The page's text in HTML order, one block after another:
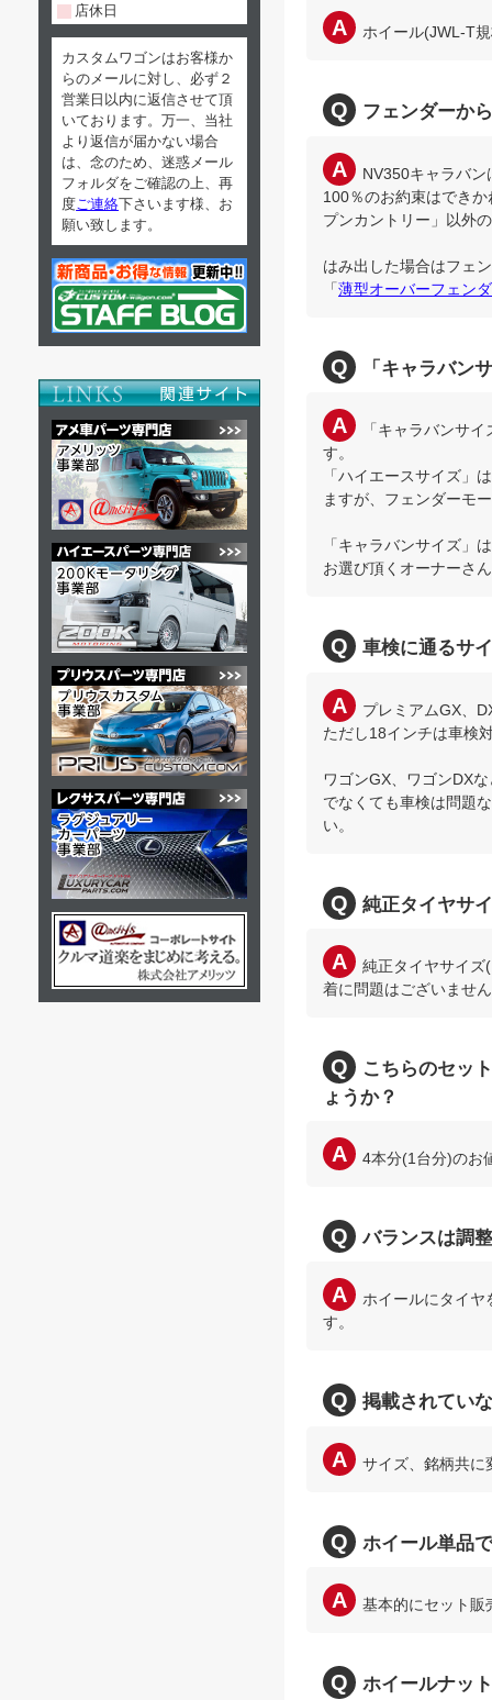
店休日
カスタムワゴンはお客様か
らのメールに対し、必ず２
営業日以内に返信させて頂
いております。万一、当社
より返信が届かない場合
は、念のため、迷惑メール
フォルダをご確認の上、再
度 ご連絡下さいます様、お
願い致します。
ホイール(JWL-T
フェンダーか
NV350キャラバ
100％のお約束はでき
プンカントリー」以外
はみ出した場合はフェ
「薄型オーバーフェン
「キャラバン
「キャラバンサ
す。
「ハイエースサイズ」
ますが、フェンダーモ
「キャラバンサイズ」
お選び頂くオーナーさ
車検に通るサ
プレミアムGX、
ただし18インチは車検
ワゴンGX、ワゴンDX
でなくても車検は問題
い。
純正タイヤサ
純正タイヤサイ
着に問題はございませ
こちらのセッ
ょうか？
4本分(1台分)のお
バランスは調
ホイールにタイヤ
す。
掲載されてい
サイズ、銘柄共に
ホイール単品
基本的にセット販
ホイールナッ